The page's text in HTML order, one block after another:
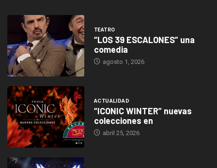
TEATRO
“LOS 39 ESCALONES” una
comedia
agosto 1, 2026
ACTUALIDAD
“ICONIC WINTER” nuevas
colecciones en
abril 25, 2026